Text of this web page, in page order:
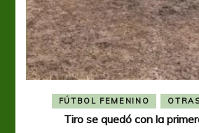
FÚTBOL FEMENINO
Tiro se quedó con la